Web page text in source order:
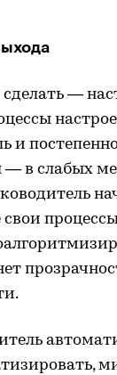
—
и
— в слабых